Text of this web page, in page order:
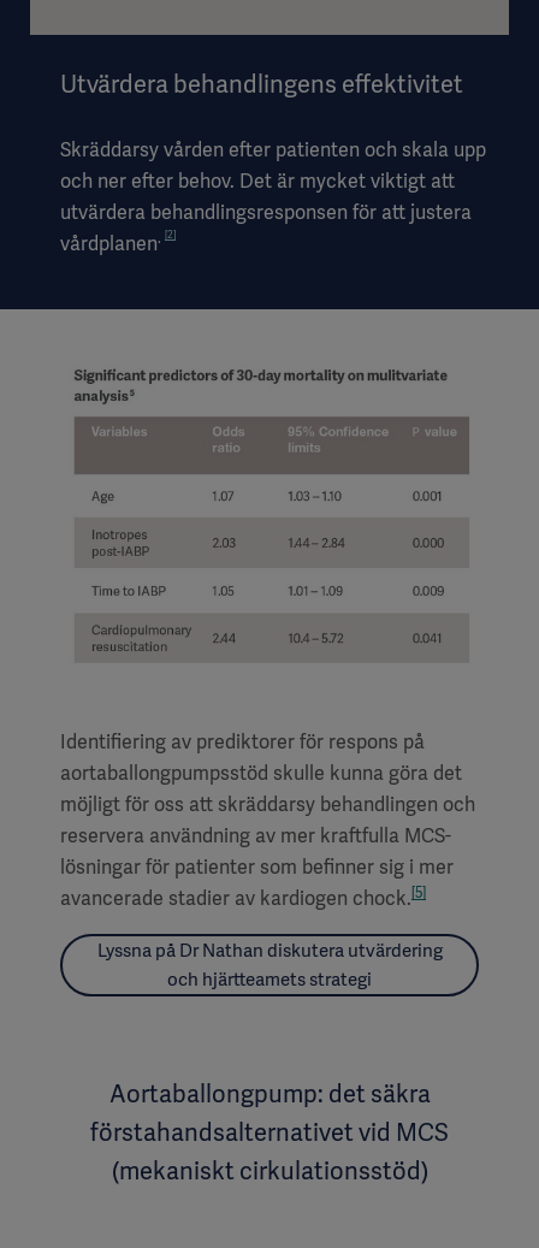
Utvärdera behandlingens effektivitet
Skräddarsy vården efter patienten och skala upp
och ner efter behov. Det är mycket viktigt att
utvärdera behandlingsresponsen för att justera
vårdplanen. [2]
Identifiering av prediktorer för respons på
aortaballongpumpsstöd skulle kunna göra det
möjligt för oss att skräddarsy behandlingen och
reservera användning av mer kraftfulla MCS-
lösningar för patienter som befinner sig i mer
avancerade stadier av kardiogen chock.[5]
Lyssna på Dr Nathan diskutera utvärdering
och hjärtteamets strategi
Aortaballongpump: det säkra
förstahandsalternativet vid MCS
(mekaniskt cirkulationsstöd)